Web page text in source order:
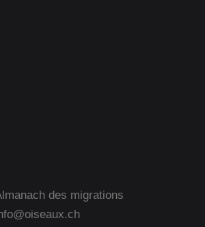
des migrations